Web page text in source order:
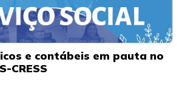
e contábeis em pauta no
CRESS